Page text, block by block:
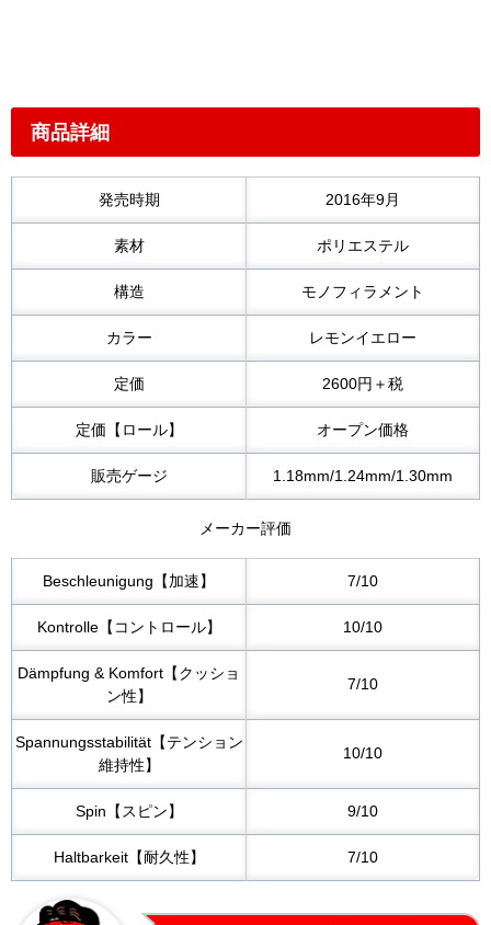
商品詳細
発売時期 2016年9月
素材 ポリエステル
構造 モノフィラメント
カラー レモンイエロー
定価 2600円＋税
定価【ロール】 オープン価格
販売ゲージ 1.18mm/1.24mm/1.30mm
メーカー評価
Beschleunigung【加速】 7/10
Kontrolle【コントロール】 10/10
Dämpfung & Komfort【クッショ
ン性】
7/10
Spannungsstabilität【テンション
維持性】
10/10
Spin【スピン】 9/10
Haltbarkeit【耐久性】 7/10